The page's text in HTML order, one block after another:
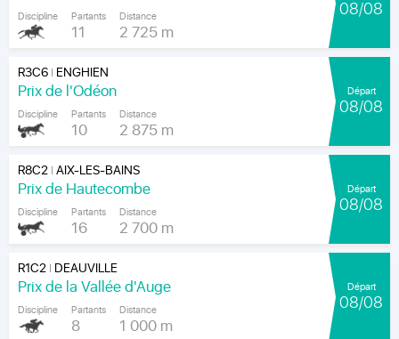
Discipline Partants
11
Distance
2 725 m
08/08
R3C6| ENGHIEN
Prix de l'Odéon
Discipline Partants
10
Distance
2 875 m
Départ
08/08
R8C2|AIX-LES-BAINS
Prix de Hautecombe
Discipline Partants
16
Distance
2 700 m
Départ
08/08
R1C2| DEAUVILLE
Prix de la Vallée d'Auge
Discipline Partants
8
Distance
1 000 m
Départ
08/08